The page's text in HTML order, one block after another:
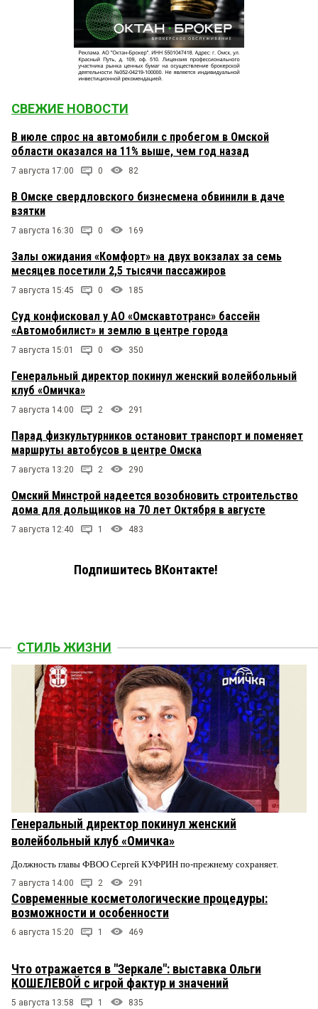
СВЕЖИЕ НОВОСТИ
В июле спрос на автомобили с пробегом в Омской
области оказался на 11% выше, чем год назад
7 августа 17:00 0 82
В Омске свердловского бизнесмена обвинили в даче
взятки
7 августа 16:30 0 169
Залы ожидания «Комфорт» на двух вокзалах за семь
месяцев посетили 2,5 тысячи пассажиров
7 августа 15:45 0 185
Суд конфисковал у АО «Омскавтотранс» бассейн
«Автомобилист» и землю в центре города
7 августа 15:01 0 350
Генеральный директор покинул женский волейбольный
клуб «Омичка»
7 августа 14:00 2 291
Парад физкультурников остановит транспорт и поменяет
маршруты автобусов в центре Омска
7 августа 13:20 2 290
Омский Минстрой надеется возобновить строительство
дома для дольщиков на 70 лет Октября в августе
7 августа 12:40 1 483
Подпишитесь ВКонтакте!
СТИЛЬ ЖИЗНИ
Генеральный директор покинул женский
волейбольный клуб «Омичка»
Должность главы ФВОО Сергей КУФРИН по-прежнему сохраняет.
7 августа 14:00 2 291
Современные косметологические процедуры:
возможности и особенности
6 августа 15:20 1 469
Что отражается в "Зеркале": выставка Ольги
КОШЕЛЕВОЙ с игрой фактур и значений
5 августа 13:58 1 835